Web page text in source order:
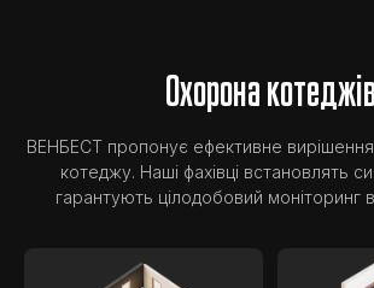
Охорона
ВЕНБЕСТ пропонує ефективне вирішення
котеджу. Наші фахівці встановлять
гарантують цілодобовий моніторинг